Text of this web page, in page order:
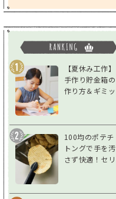
【夏休み工作】
手作り貯金箱の
作り方＆ギミッ
応
100均のポテチ
トングで手を汚
さず快適！セリ
ー